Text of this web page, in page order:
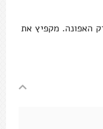
האפונה. מקפיץ את